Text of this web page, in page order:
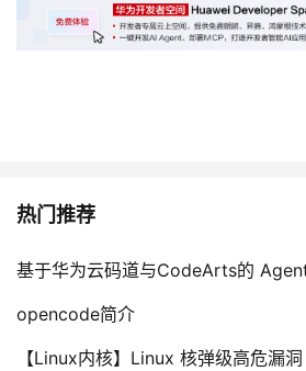
热门推荐
基于华为云码道与CodeArts的
opencode简介
【Linux内核】Linux 核弹级高危漏